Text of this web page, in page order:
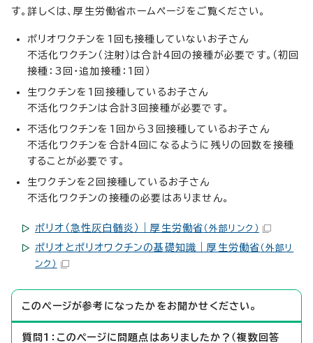
す。詳しくは、厚生労働省ホームページをご覧ください。
ポリオワクチンを1回も接種していないお子さん
不活化ワクチン（注射）は合計4回の接種が必要です。（初回
接種：3回・追加接種：1回）
生ワクチンを1回接種しているお子さん
不活化ワクチンは合計3回接種が必要です。
不活化ワクチンを1回から3回接種しているお子さん
不活化ワクチンを合計4回になるように残りの回数を接種
することが必要です。
生ワクチンを2回接種しているお子さん
不活化ワクチンの接種の必要はありません。
ポリオ（急性灰白髄炎）｜厚生労働省 （外部リンク）
ポリオとポリオワクチンの基礎知識｜厚生労働省 （外部リ
ンク）
このページが参考になったかをお聞かせください。
質問1：このページに問題点はありましたか？（複数回答